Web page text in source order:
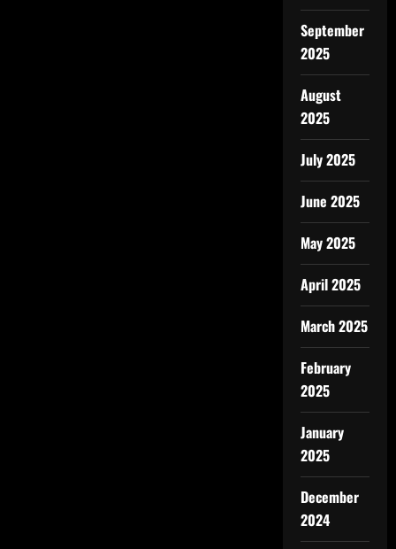
September
2025
August
2025
July 2025
June 2025
May 2025
April 2025
March 2025
February
2025
January
2025
December
2024